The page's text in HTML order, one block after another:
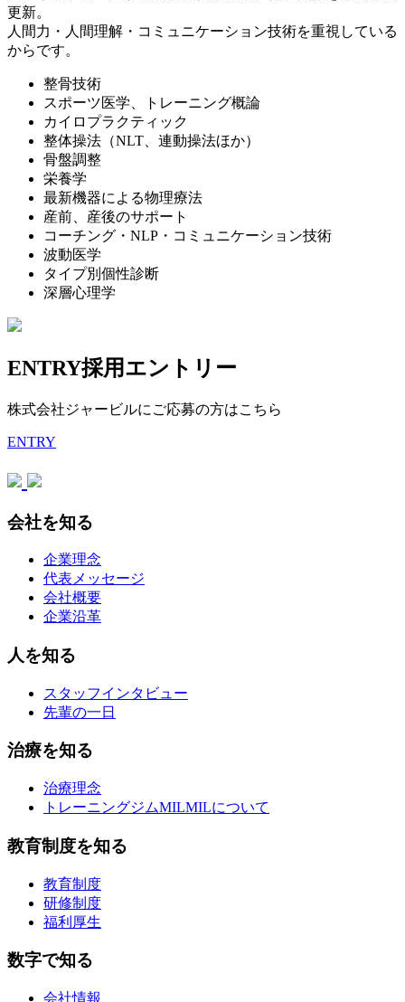
更新。
人間力・人間理解・コミュニケーション技術を重視している
からです。
整骨技術
スポーツ医学、トレーニング概論
カイロプラクティック
整体操法（NLT、連動操法ほか）
骨盤調整
栄養学
最新機器による物理療法
産前、産後のサポート
コーチング・NLP・コミュニケーション技術
波動医学
タイプ別個性診断
深層心理学
ENTRY採用エントリー
株式会社ジャービルにご応募の方はこちら
ENTRY
会社を知る
企業理念
代表メッセージ
会社概要
企業沿革
人を知る
スタッフインタビュー
先輩の一日
治療を知る
治療理念
トレーニングジムMILMILについて
教育制度を知る
教育制度
研修制度
福利厚生
数字で知る
会社情報